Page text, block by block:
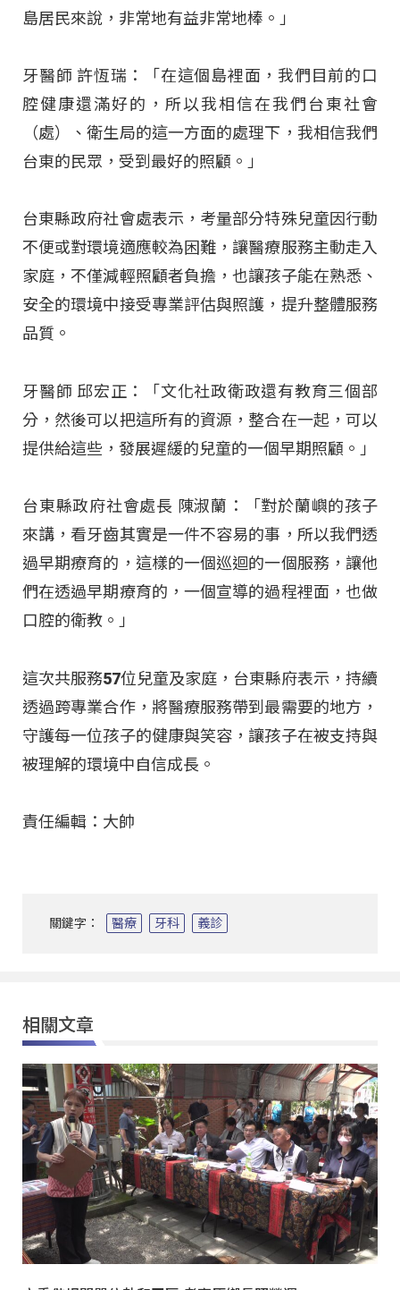
島居民來說，非常地有益非常地棒。」
牙醫師 許恆瑞：「在這個島裡面，我們目前的口
腔健康還滿好的，所以我相信在我們台東社會
（處）、衛生局的這一方面的處理下，我相信我們
台東的民眾，受到最好的照顧。」
台東縣政府社會處表示，考量部分特殊兒童因行動
不便或對環境適應較為困難，讓醫療服務主動走入
家庭，不僅減輕照顧者負擔，也讓孩子能在熟悉、
安全的環境中接受專業評估與照護，提升整體服務
品質。
牙醫師 邱宏正：「文化社政衛政還有教育三個部
分，然後可以把這所有的資源，整合在一起，可以
提供給這些，發展遲緩的兒童的一個早期照顧。」
台東縣政府社會處長 陳淑蘭：「對於蘭嶼的孩子
來講，看牙齒其實是一件不容易的事，所以我們透
過早期療育的，這樣的一個巡迴的一個服務，讓他
們在透過早期療育的，一個宣導的過程裡面，也做
口腔的衛教。」
這次共服務57位兒童及家庭，台東縣府表示，持續
透過跨專業合作，將醫療服務帶到最需要的地方，
守護每一位孩子的健康與笑容，讓孩子在被支持與
被理解的環境中自信成長。
責任編輯：大帥
關鍵字： 醫療 牙科 義診
相關文章